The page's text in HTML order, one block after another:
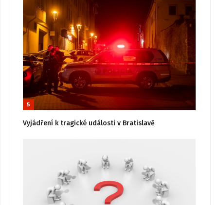
5
Vyjádření k tragické události v Bratislavě